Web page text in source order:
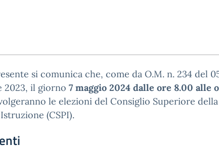
si comunica che, come da O.M. n. 234 del
2023, il giorno 7 maggio 2024 dalle ore 8.00 alle
le elezioni del Consiglio Superiore della
(CSPI).